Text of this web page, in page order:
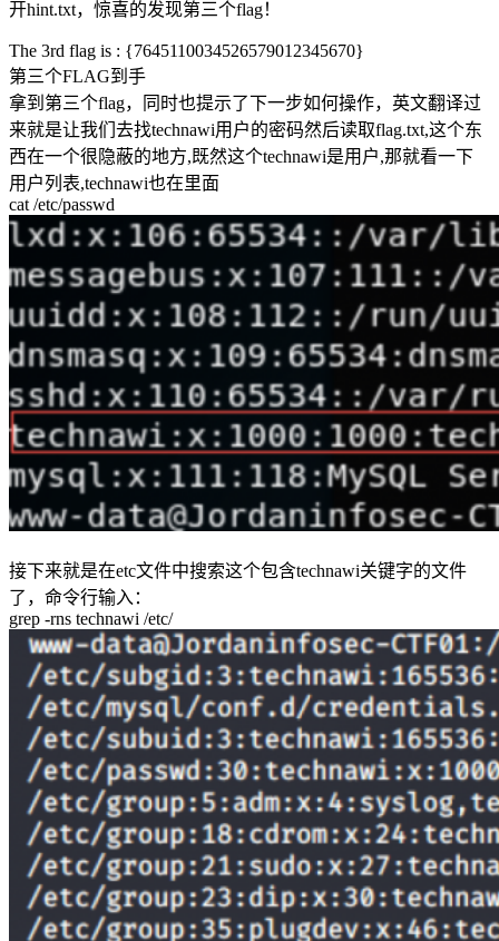
开hint.txt，惊喜的发现第三个flag！
The 3rd flag is : {7645110034526579012345670}
第三个FLAG到手
拿到第三个flag，同时也提示了下一步如何操作，英文翻译过
来就是让我们去找technawi用户的密码然后读取flag.txt,这个东
西在一个很隐蔽的地方,既然这个technawi是用户,那就看一下
用户列表,technawi也在里面
cat /etc/passwd
接下来就是在etc文件中搜索这个包含technawi关键字的文件
了，命令行输入：
grep -rns technawi /etc/